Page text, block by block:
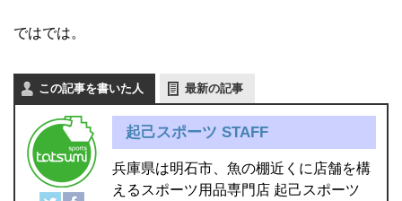
ではでは。
この記事を書いた人 最新の記事
起己スポーツ STAFF
兵庫県は明石市、魚の棚近くに店舗を構
えるスポーツ用品専門店 起己スポーツ